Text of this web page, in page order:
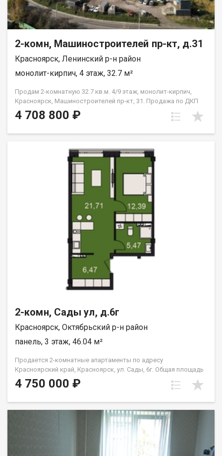
2-комн, Машиностроителей пр-кт, д.31
Красноярск, Ленинский р-н район
монолит-кирпич, 4 этаж, 32.7 м²
Продам 2-комнатную 32.7 кв.м. 4/9 этаж, монолит-кирпич,
Красноярск, Машиностроителей пр-кт, 31. Продажа по ДКП
НЕ ОТ ЗАСТРОЙЩИКА
4 708 800 ₽
2-комн, Сады ул, д.6г
Красноярск, Октябрьский р-н район
панель, 3 этаж, 46.04 м²
Продается 2-комнатные апартаменты по адресу
Красноярский край, Красноярск, ул. Сады, 6г. Общая площадь
квартиры — 46,04 кв.м., Апартаменты предлагаются как
универсальный вид недвижимости: - для собственного
бизнеса. В экологически чистом районе. Возможна ипотека.
4 750 000 ₽